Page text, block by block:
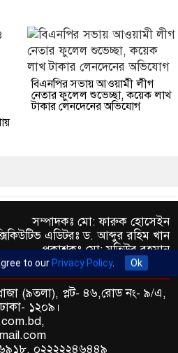
বিএনপির সভায় আওয়ামী লীগ
নেতার ফুলেল শুভেচ্ছা, কয়েক লাখ
টাকার লেনদেনের অভিযোগ
সম্পাদকঃ মো: ফারুক হোসেইন
এডিটরঃ ড. আব্দুর রহিম খান
প্রকাশকঃ মো: মতিউর রহমান
(৯তলা), প্লট- ৪৬,রোড নং- ৯/এ,
১২০৯।
০২২২২২৪৬৪৪৯
to our Privacy Policy. Ok